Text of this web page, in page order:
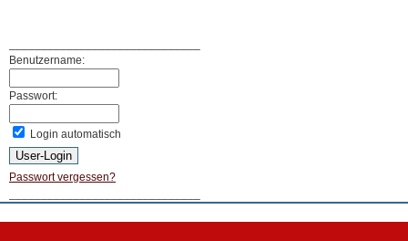
Benutzername:
Passwort:
Login automatisch
Passwort vergessen?